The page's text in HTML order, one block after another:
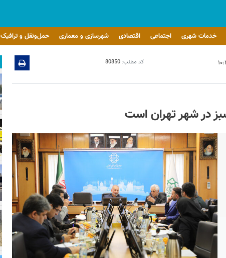
خدمات شهری اجتماعی اقتصادی شهرسازی و معماری حمل‌ونقل و ترافیک
کد مطلب: 80850